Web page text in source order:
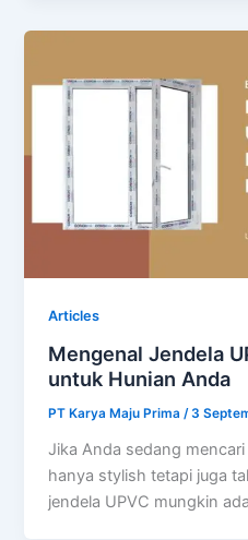
Articles
Mengenal Jendela
untuk Hunian Anda
PT Karya Maju Prima/3
Jika Anda sedang
hanya stylish tetapi juga
jendela UPVC mungkin